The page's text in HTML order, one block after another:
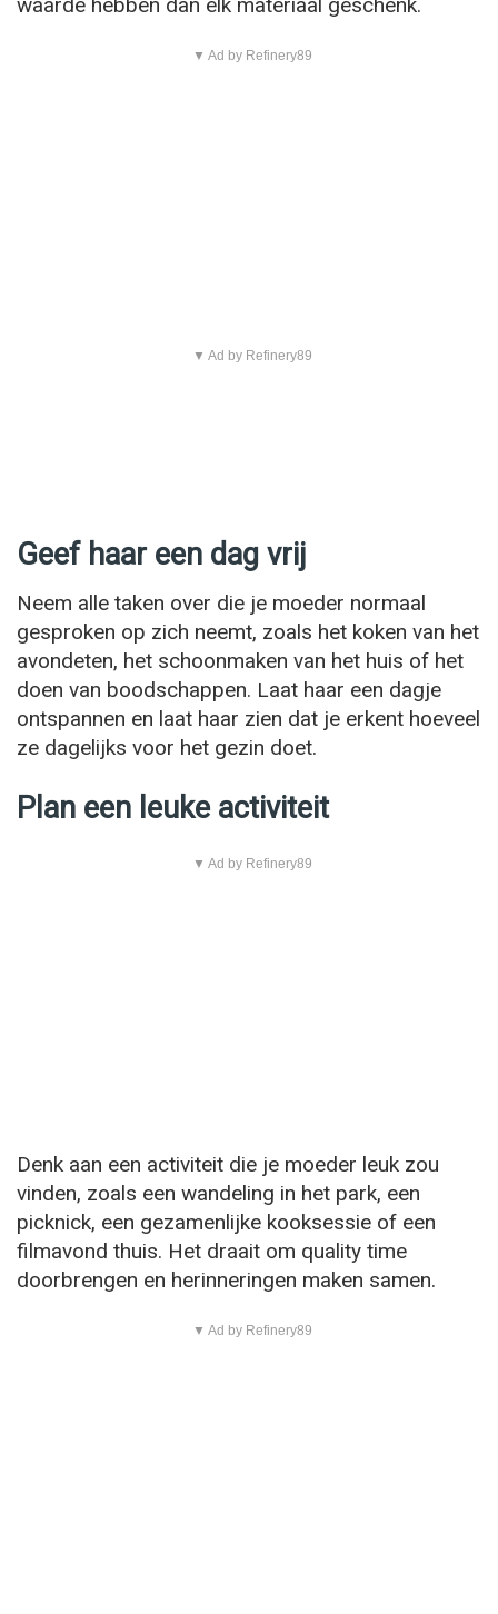
▼ Ad by Refinery89
▼ Ad by Refinery89
Geef haar een dag vrij
Neem alle taken over die je moeder normaal
gesproken op zich neemt, zoals het koken van het
avondeten, het schoonmaken van het huis of het
doen van boodschappen. Laat haar een dagje
ontspannen en laat haar zien dat je erkent hoeveel
ze dagelijks voor het gezin doet.
Plan een leuke activiteit
▼ Ad by Refinery89
Denk aan een activiteit die je moeder leuk zou
vinden, zoals een wandeling in het park, een
picknick, een gezamenlijke kooksessie of een
filmavond thuis. Het draait om quality time
doorbrengen en herinneringen maken samen.
▼ Ad by Refinery89